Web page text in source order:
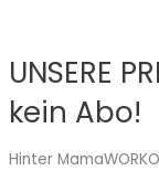
UNSERE
kein Abo!
Hinter